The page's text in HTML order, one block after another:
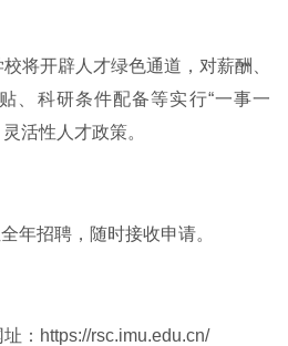
将开辟人才绿色通道，对薪酬、
、科研条件配备等实行“一事一
活性人才政策。
年招聘，随时接收申请。
：https://rsc.imu.edu.cn/